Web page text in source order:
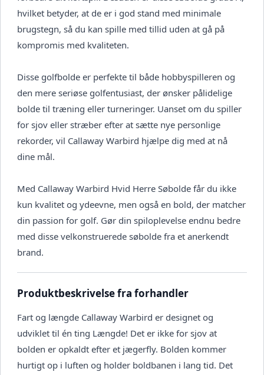
hvilket betyder, at de er i god stand med minimale
brugstegn, så du kan spille med tillid uden at gå på
kompromis med kvaliteten.
Disse golfbolde er perfekte til både hobbyspilleren og
den mere seriøse golfentusiast, der ønsker pålidelige
bolde til træning eller turneringer. Uanset om du spiller
for sjov eller stræber efter at sætte nye personlige
rekorder, vil Callaway Warbird hjælpe dig med at nå
dine mål.
Med Callaway Warbird Hvid Herre Søbolde får du ikke
kun kvalitet og ydeevne, men også en bold, der matcher
din passion for golf. Gør din spiloplevelse endnu bedre
med disse velkonstruerede søbolde fra et anerkendt
brand.
Produktbeskrivelse fra forhandler
Fart og længde Callaway Warbird er designet og
udviklet til én ting Længde! Det er ikke for sjov at
bolden er opkaldt efter et jægerfly. Bolden kommer
hurtigt op i luften og holder boldbanen i lang tid. Det